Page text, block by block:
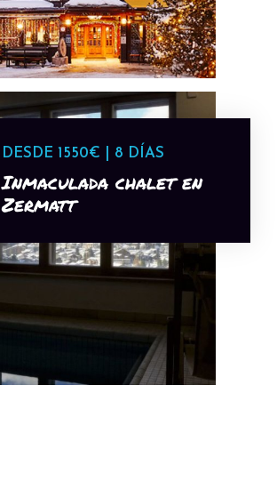
DESDE 1550€ | 8 DÍAS
Inmaculada chalet en
Zermatt